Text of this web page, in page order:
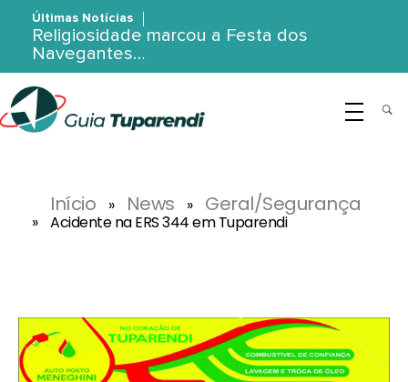
Últimas Notícias
Religiosidade marcou a Festa dos
Navegantes…
Início » News » Geral/Segurança
» Acidente na ERS 344 em Tuparendi